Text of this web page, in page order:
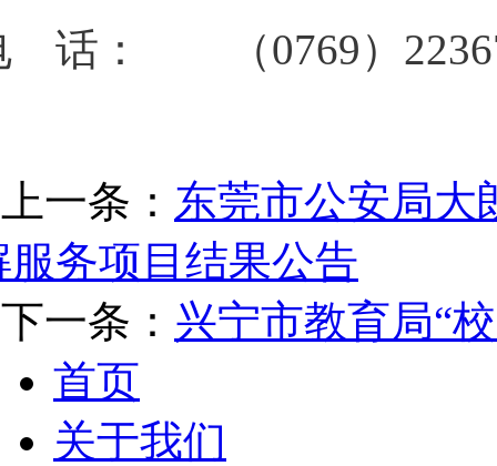
话： （0769）
上一条： 东莞市公安局大
服务项目结果公告
下一条： 兴宁市教育局“
首页
关于我们